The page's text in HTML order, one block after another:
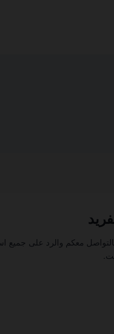
معكم والرد على جميع